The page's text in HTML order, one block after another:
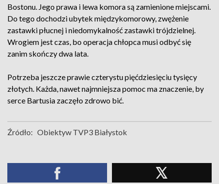
Bostonu. Jego prawa i lewa komora są zamienione miejscami.
Do tego dochodzi ubytek międzykomorowy, zwężenie
zastawki płucnej i niedomykalność zastawki trójdzielnej.
Wrogiem jest czas, bo operacja chłopca musi odbyć się
zanim skończy dwa lata.
Potrzeba jeszcze prawie czterystu pięćdziesięciu tysięcy
złotych. Każda, nawet najmniejsza pomoc ma znaczenie, by
serce Bartusia zaczęło zdrowo bić.
Źródło: Obiektyw TVP3 Białystok